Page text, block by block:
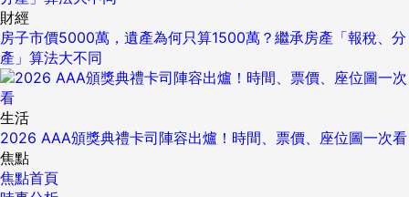
財經
房子市價5000萬，遺產為何只算1500萬？繼承房產「報稅、分
產」算法大不同
生活
2026 AAA頒獎典禮卡司陣容出爐！時間、票價、座位圖一次看
焦點
焦點首頁